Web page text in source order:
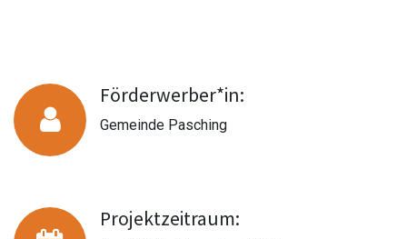
Förderwerber*in:
Gemeinde Pasching
Projektzeitraum: